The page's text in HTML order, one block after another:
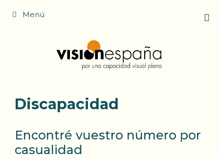
Menú
Discapacidad
Encontré vuestro número por
casualidad